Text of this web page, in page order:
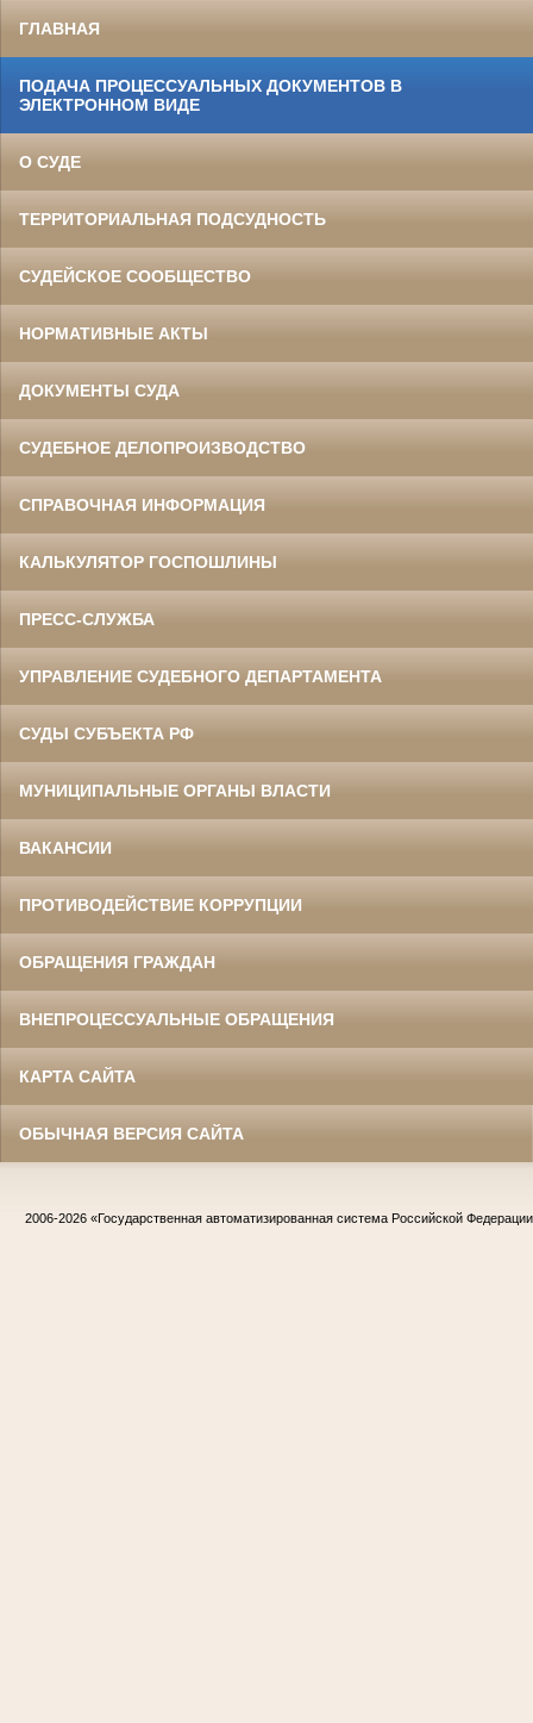
ГЛАВНАЯ
ПОДАЧА ПРОЦЕССУАЛЬНЫХ ДОКУМЕНТОВ В
ЭЛЕКТРОННОМ ВИДЕ
О СУДЕ
ТЕРРИТОРИАЛЬНАЯ ПОДСУДНОСТЬ
СУДЕЙСКОЕ СООБЩЕСТВО
НОРМАТИВНЫЕ АКТЫ
ДОКУМЕНТЫ СУДА
СУДЕБНОЕ ДЕЛОПРОИЗВОДСТВО
СПРАВОЧНАЯ ИНФОРМАЦИЯ
КАЛЬКУЛЯТОР ГОСПОШЛИНЫ
ПРЕСС-СЛУЖБА
УПРАВЛЕНИЕ СУДЕБНОГО ДЕПАРТАМЕНТА
СУДЫ СУБЪЕКТА РФ
МУНИЦИПАЛЬНЫЕ ОРГАНЫ ВЛАСТИ
ВАКАНСИИ
ПРОТИВОДЕЙСТВИЕ КОРРУПЦИИ
ОБРАЩЕНИЯ ГРАЖДАН
ВНЕПРОЦЕССУАЛЬНЫЕ ОБРАЩЕНИЯ
КАРТА САЙТА
ОБЫЧНАЯ ВЕРСИЯ САЙТА
2006-2026 «Государственная автоматизированная система Российской